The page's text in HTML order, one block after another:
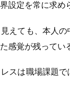
設定を常に求め
えても、本人
感覚が残ってい
スは職場課題